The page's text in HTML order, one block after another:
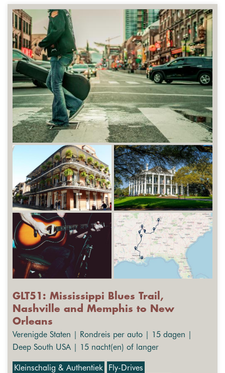
GLT51: Mississippi Blues Trail,
Nashville and Memphis to New
Orleans
Verenigde Staten | Rondreis per auto | 15 dagen |
Deep South USA | 15 nacht(en) of langer
Kleinschalig & Authentiek
Fly-Drives